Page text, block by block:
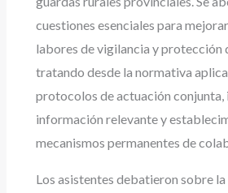
cuestiones esenciales para
labores de vigilancia y protección
tratando desde la normativa
protocolos de actuación
información relevante y
mecanismos permanentes de
Los asistentes debatieron sobre